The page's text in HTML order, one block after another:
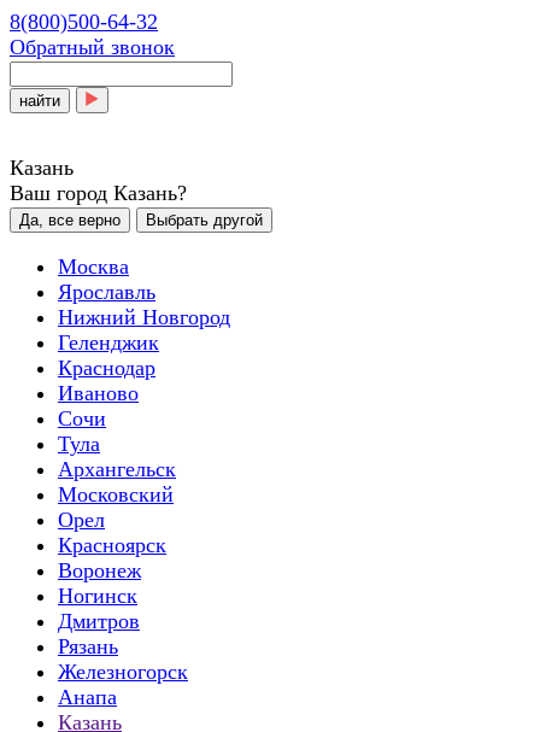
8(800)500-64-32
Обратный звонок
найти
Казань
Ваш город Казань?
Да, все верно Выбрать другой
Москва
Ярославль
Нижний Новгород
Геленджик
Краснодар
Иваново
Сочи
Тула
Архангельск
Московский
Орел
Красноярск
Воронеж
Ногинск
Дмитров
Рязань
Железногорск
Анапа
Казань